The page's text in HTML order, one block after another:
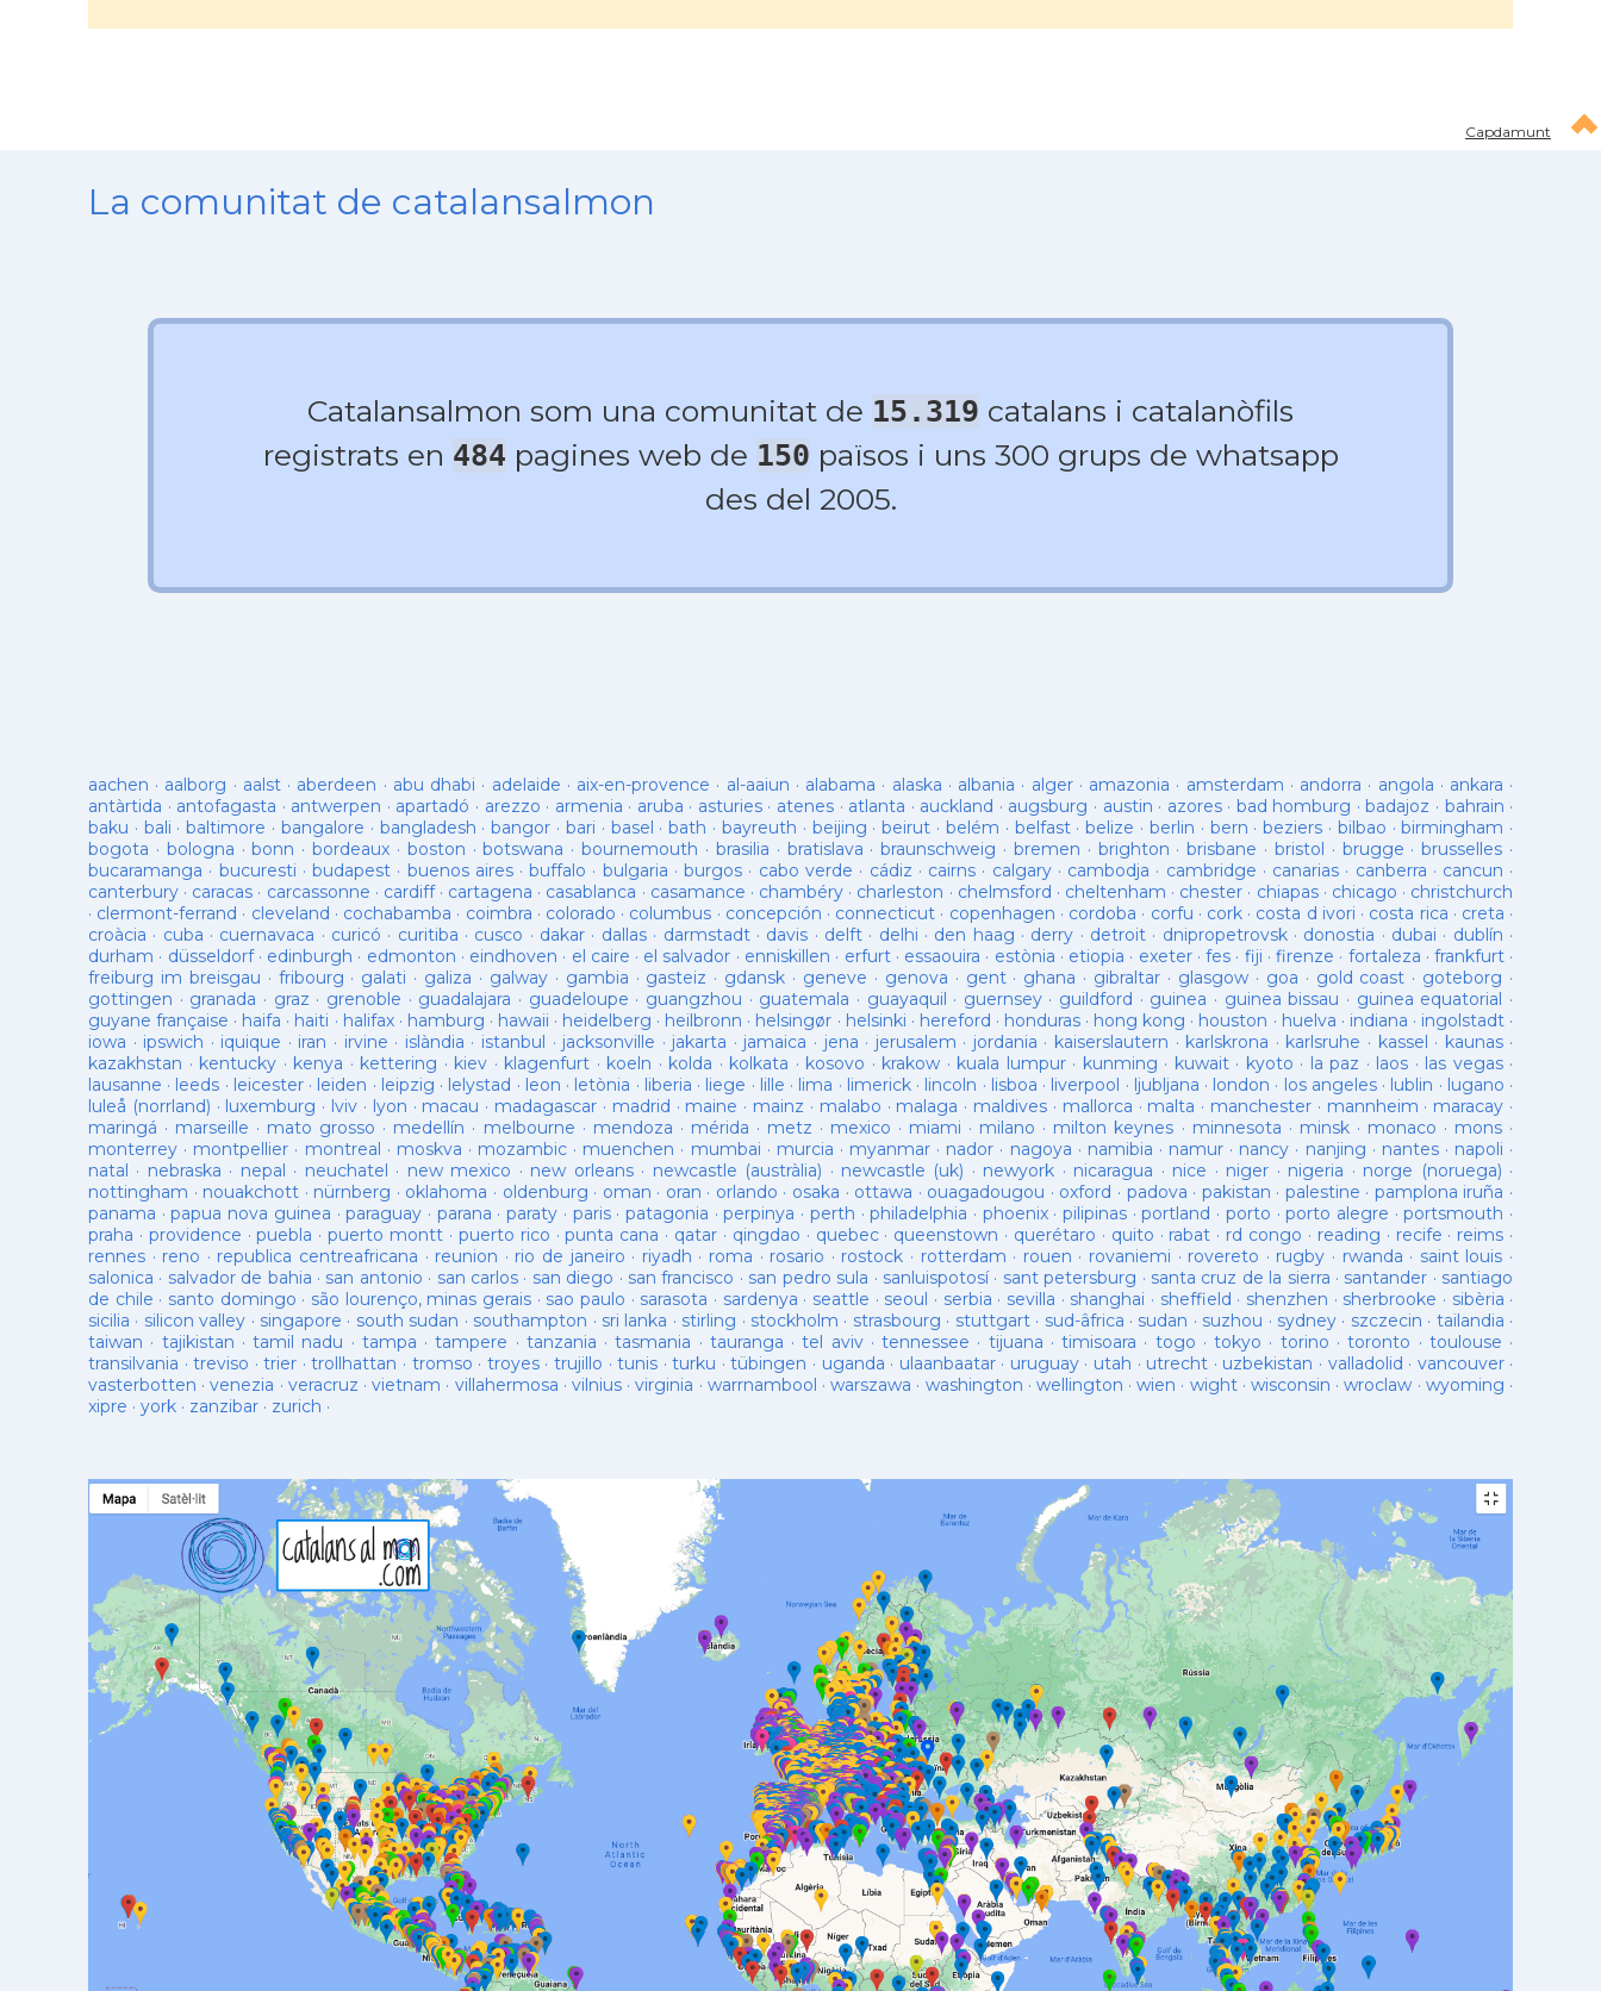
Capdamunt
La comunitat de catalansalmon
Catalansalmon som una comunitat de 15.319 catalans i catalanòfils
registrats en 484 pagines web de 150 països i uns 300 grups de whatsapp
des del 2005.
aachen · aalborg · aalst· aberdeen · abu dhabi · adelaide · aix-en-provence · al-aaiun · alabama · alaska · albania · alger· amazonia · amsterdam · andorra · angola · ankara ·
antàrtida · antofagasta · antwerpen · apartadó · arezzo · armenia · aruba · asturies· atenes · atlanta · auckland · augsburg · austin · azores· bad homburg ·badajoz · bahrain ·
baku · bali ·baltimore · bangalore · bangladesh ·bangor · bari · basel ·bath · bayreuth · beijing ·beirut · belém · belfast·belize · berlin · bern ·beziers · bilbao ·birmingham ·
bogota · bologna ·bonn ·bordeaux · boston ·botswana ·bournemouth · brasilia · bratislava ·braunschweig · bremen · brighton ·brisbane · bristol · brugge ·brusselles ·
bucaramanga · bucuresti · budapest · buenos aires·buffalo · bulgaria ·burgos · cabo verde · cádiz · cairns · calgary· cambodja · cambridge · canarias · canberra · cancun ·
canterbury · caracas · carcassonne · cardiff· cartagena · casablanca · casamance · chambéry · charleston · chelmsford · cheltenham · chester · chiapas· chicago · christchurch
· clermont-ferrand · cleveland · cochabamba · coimbra · colorado · columbus · concepción · connecticut · copenhagen · cordoba · corfu · cork · costa d ivori · costa rica · creta ·
croàcia · cuba · cuernavaca · curicó · curitiba · cusco · dakar · dallas· darmstadt· davis · delft· delhi · den haag · derry · detroit· dnipropetrovsk· donostia · dubai · dublín ·
durham · düsseldorf· edinburgh · edmonton · eindhoven · el caire · el salvador · enniskillen · erfurt· essaouira · estònia · etiopia · exeter· fes · fiji · firenze · fortaleza · frankfurt ·
freiburg im breisgau · fribourg · galati · galiza · galway· gambia · gasteiz · gdansk · geneve · genova · gent· ghana · gibraltar · glasgow· goa · gold coast · goteborg ·
gottingen · granada · graz · grenoble · guadalajara · guadeloupe · guangzhou · guatemala · guayaquil · guernsey· guildford · guinea · guinea bissau · guinea equatorial ·
guyane française · haifa · haiti · halifax· hamburg · hawaii · heidelberg · heilbronn · helsingør · helsinki · hereford · honduras· hong kong · houston · huelva · indiana · ingolstadt·
iowa · ipswich · iquique · iran · irvine · islàndia · istanbul · jacksonville · jakarta · jamaica · jena · jerusalem · jordania · kaiserslautern · karlskrona · karlsruhe · kassel · kaunas·
kazakhstan · kentucky · kenya · kettering · kiev · klagenfurt · koeln · kolda · kolkata · kosovo · krakow · kuala lumpur· kunming · kuwait· kyoto · la paz · laos · las vegas·
lausanne · leeds · leicester· leiden · leipzig · lelystad · leon · letònia · liberia · liege · lille · lima · limerick· lincoln · lisboa · liverpool · ljubljana · london · los angeles· lublin · lugano ·
luleå (norrland) · luxemburg · lviv · lyon · macau · madagascar · madrid · maine · mainz · malabo · malaga · maldives · mallorca · malta · manchester · mannheim · maracay ·
maringá · marseille · mato grosso · medellín · melbourne · mendoza · mérida · metz · mexico · miami · milano · milton keynes · minnesota · minsk· monaco · mons ·
monterrey · montpellier · montreal · moskva · mozambic · muenchen · mumbai · murcia · myanmar · nador · nagoya · namibia · namur · nancy · nanjing · nantes· napoli ·
natal · nebraska · nepal · neuchatel · new mexico · new orleans· newcastle (austràlia) · newcastle (uk) · newyork · nicaragua · nice · niger · nigeria · norge (noruega) ·
nottingham · nouakchott · nürnberg · oklahoma · oldenburg · oman · oran · orlando · osaka · ottawa · ouagadougou · oxford · padova · pakistan · palestine · pamplona iruña ·
panama ·papua nova guinea ·paraguay · parana ·paraty · paris· patagonia ·perpinya · perth ·philadelphia · phoenix·pilipinas ·portland · porto ·porto alegre ·portsmouth ·
praha · providence ·puebla ·puerto montt · puerto rico ·punta cana · qatar · qingdao · quebec· queenstown · querétaro · quito · rabat · rd congo · reading · recife · reims ·
rennes · reno · republica centreafricana · reunion · rio de janeiro · riyadh · roma · rosario · rostock · rotterdam · rouen · rovaniemi · rovereto · rugby · rwanda · saint louis ·
salonica · salvador de bahia · san antonio · san carlos · san diego · san francisco · san pedro sula · sanluispotosí· sant petersburg · santa cruz de la sierra · santander · santiago
de chile · santo domingo · são lourenço, minas gerais· sao paulo · sarasota · sardenya · seattle · seoul · serbia · sevilla · shanghai · sheffield · shenzhen · sherbrooke · sibèria ·
sicilia · silicon valley · singapore · south sudan · southampton · sri lanka · stirling · stockholm · strasbourg · stuttgart· sud-âfrica · sudan · suzhou · sydney · szczecin · tailandia ·
taiwan · tajikistan ·tamil nadu · tampa ·tampere · tanzania ·tasmania · tauranga ·tel aviv·tennessee · tijuana ·timisoara · togo ·tokyo · torino ·toronto · toulouse ·
transilvania ·treviso ·trier ·trollhattan · tromso · troyes· trujillo ·tunis ·turku ·tübingen · uganda · ulaanbaatar· uruguay· utah · utrecht · uzbekistan · valladolid · vancouver·
vasterbotten ·venezia · veracruz ·vietnam · villahermosa · vilnius·virginia · warrnambool ·warszawa · washington · wellington ·wien · wight·wisconsin ·wroclaw · wyoming ·
xipre · york · zanzibar · zurich ·